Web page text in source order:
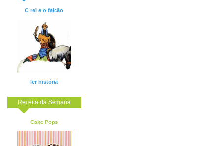
O rei e o falcão
ler história
Receita da Semana
Cake Pops